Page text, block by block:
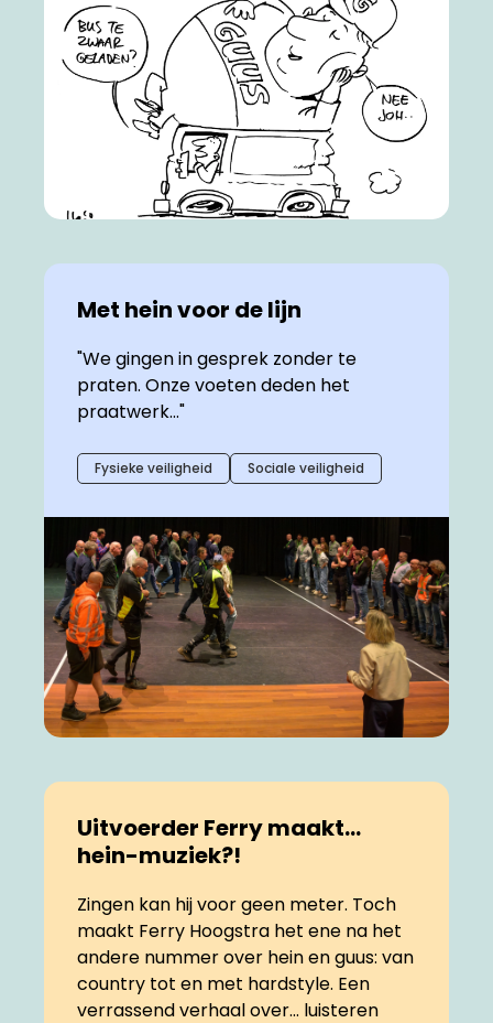
Met hein voor de lijn
"We gingen in gesprek zonder te
praten. Onze voeten deden het
praatwerk..."
Fysieke veiligheid Sociale veiligheid
Uitvoerder Ferry maakt…
hein-muziek?!
Zingen kan hij voor geen meter. Toch
maakt Ferry Hoogstra het ene na het
andere nummer over hein en guus: van
country tot en met hardstyle. Een
verrassend verhaal over... luisteren